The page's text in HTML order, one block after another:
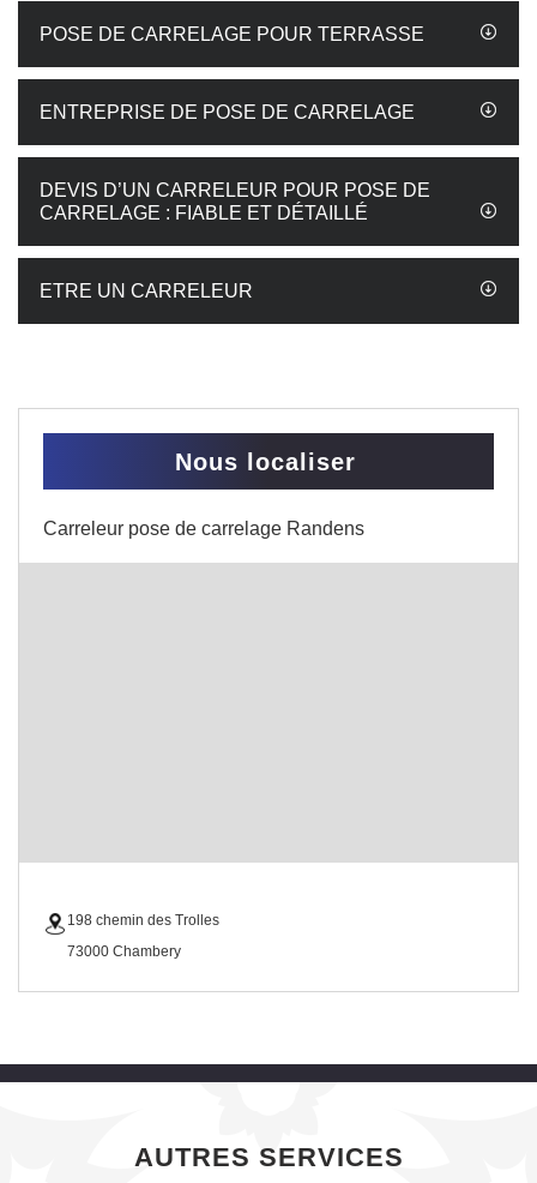
POSE DE CARRELAGE POUR TERRASSE
ENTREPRISE DE POSE DE CARRELAGE
DEVIS D’UN CARRELEUR POUR POSE DE
CARRELAGE : FIABLE ET DÉTAILLÉ
ETRE UN CARRELEUR
Nous localiser
Carreleur pose de carrelage Randens
198 chemin des Trolles
73000 Chambery
AUTRES SERVICES